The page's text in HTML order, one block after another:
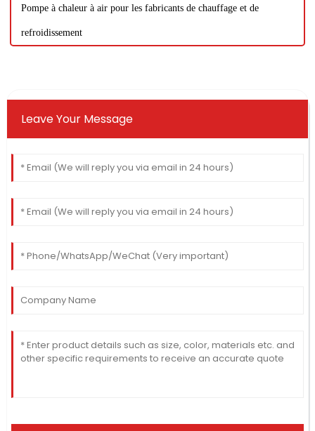
Pompe à chaleur à air pour les fabricants de chauffage et de
refroidissement
Leave Your Message